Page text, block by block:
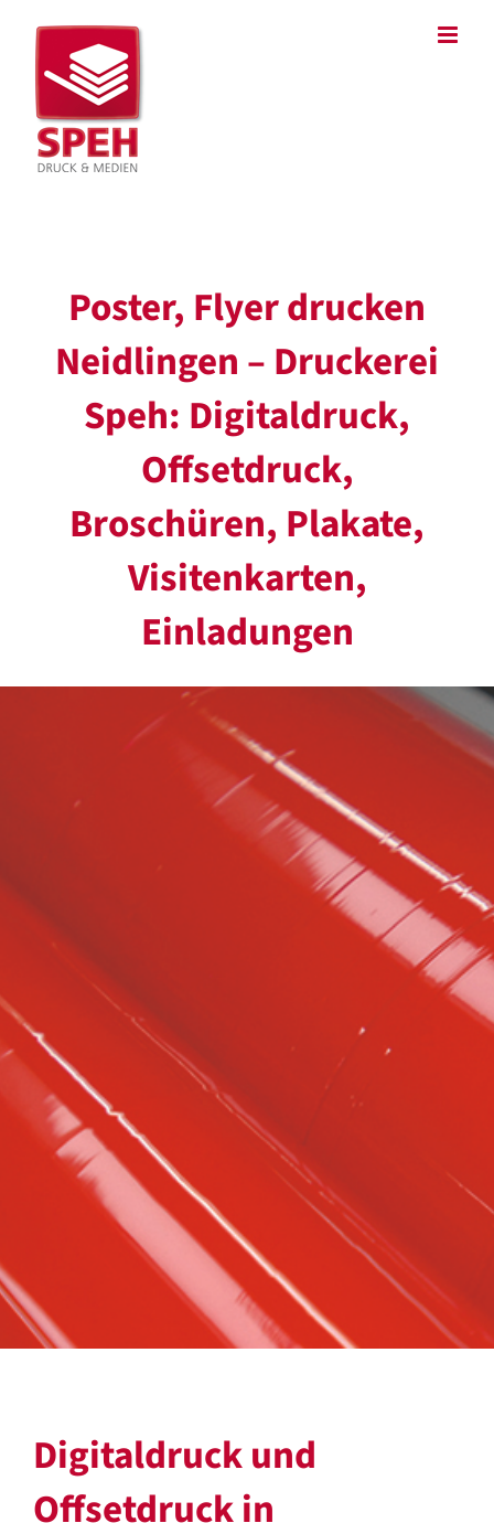
Inhalt
springen
Poster, Flyer drucken
Neidlingen – Druckerei
Speh: Digitaldruck,
Offsetdruck,
Broschüren, Plakate,
Visitenkarten,
Einladungen
Digitaldruck und
Offsetdruck in